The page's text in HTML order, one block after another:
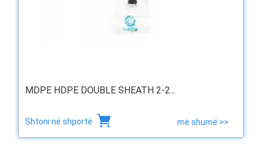
MDPE HDPE DOUBLE SHEATH 2-2...
Shtoni në shportë më shumë >>